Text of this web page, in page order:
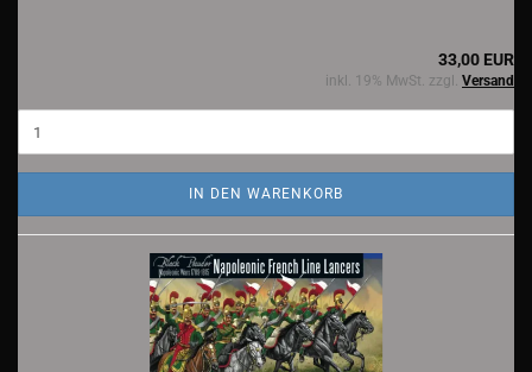
33,00 EUR
inkl. 19% MwSt. zzgl. Versand
IN DEN WARENKORB